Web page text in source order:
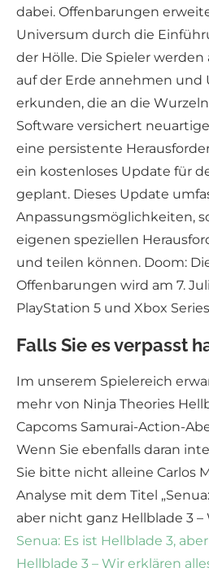
dabei. Offenbarungen
Universum durch die
der Hölle. Die Spieler
auf der Erde annehmen
erkunden, die an die
Software versichert
eine persistente
ein kostenloses Update für
geplant. Dieses Update
Anpassungsmöglichkeiten,
eigenen speziellen
und teilen können. Doom:
Offenbarungen wird am 7.
PlayStation 5 und Xbox
Falls Sie es verpasst
Im unserem Spielereich
mehr von Ninja Theories
Capcoms Samurai-Action-
Wenn Sie ebenfalls daran
Sie bitte nicht alleine Carlos
Analyse mit dem Titel
aber nicht ganz Hellblade 3 –
Senua: Es ist Hellblade 3,
Hellblade 3 – Wir erklären